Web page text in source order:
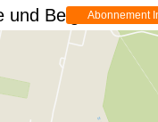
und Belgien - Live